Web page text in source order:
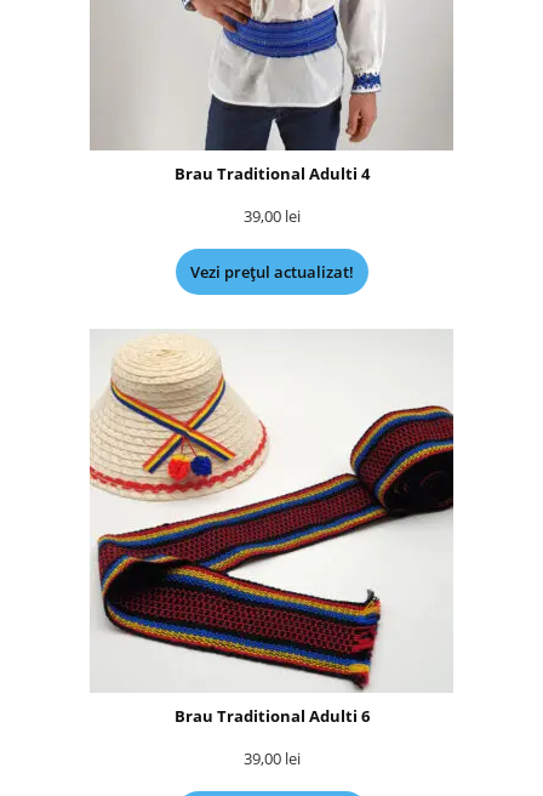
Brau Traditional Adulti 4
39,00 lei
Vezi prețul actualizat!
Brau Traditional Adulti 6
39,00 lei